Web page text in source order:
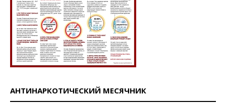
АНТИНАРКОТИЧЕСКИЙ МЕСЯЧНИК